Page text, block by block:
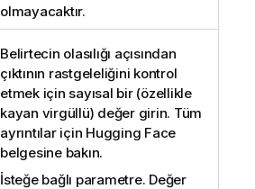
olmayacaktır.
Belirtecin olasılığı açısından
çıktının rastgeleliğini kontrol
etmek için sayısal bir (özellikle
kayan virgüllü) değer girin. Tüm
ayrıntılar için Hugging Face
belgesine bakın.
İsteğe bağlı parametre. Değer